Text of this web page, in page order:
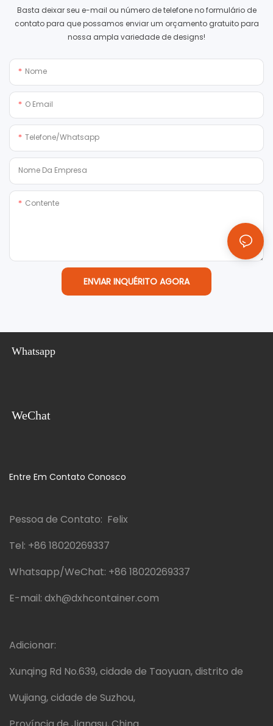
Basta deixar seu e-mail ou número de telefone no formulário de
contato para que possamos enviar um orçamento gratuito para
nossa ampla variedade de designs!
Nome
O Email
Telefone/whatsapp
Nome Da Empresa
Contente
ENVIAR INQUÉRITO AGORA
Whatsapp
WeChat
Entre Em Contato Conosco
Pessoa de Contato: Felix
Tel: +86 18020269337
Whatsapp/WeChat: +86 18020269337
E-mail: dxh@dxhcontainer.com
Adicionar:
Xunqing Rd No.639, cidade de Taoyuan, distrito de
Wujiang, cidade de Suzhou,